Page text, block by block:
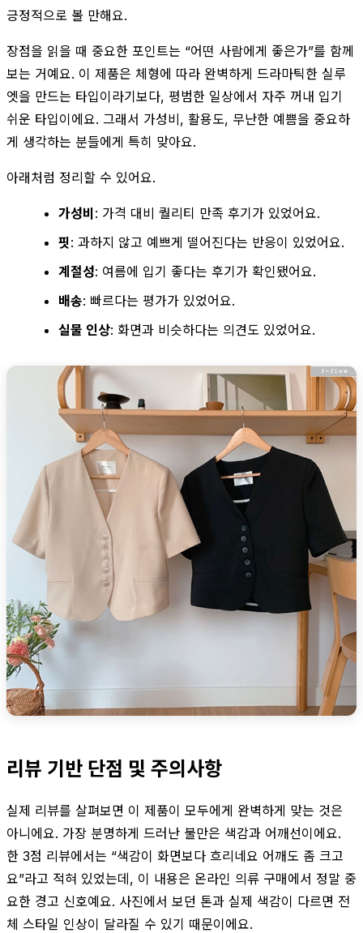
긍정적으로 볼 만해요.
장점을 읽을 때 중요한 포인트는 “어떤 사람에게 좋은가”를 함께
보는 거예요. 이 제품은 체형에 따라 완벽하게 드라마틱한 실루
엣을 만드는 타입이라기보다, 평범한 일상에서 자주 꺼내 입기
쉬운 타입이에요. 그래서 가성비, 활용도, 무난한 예쁨을 중요하
게 생각하는 분들에게 특히 맞아요.
아래처럼 정리할 수 있어요.
가성비: 가격 대비 퀄리티 만족 후기가 있었어요.
핏: 과하지 않고 예쁘게 떨어진다는 반응이 있었어요.
계절성: 여름에 입기 좋다는 후기가 확인됐어요.
배송: 빠르다는 평가가 있었어요.
실물 인상: 화면과 비슷하다는 의견도 있었어요.
리뷰 기반 단점 및 주의사항
실제 리뷰를 살펴보면 이 제품이 모두에게 완벽하게 맞는 것은
아니에요. 가장 분명하게 드러난 불만은 색감과 어깨선이에요.
한 3점 리뷰에서는 “색감이 화면보다 흐리네요 어깨도 좀 크고
요”라고 적혀 있었는데, 이 내용은 온라인 의류 구매에서 정말 중
요한 경고 신호예요. 사진에서 보던 톤과 실제 색감이 다르면 전
체 스타일 인상이 달라질 수 있기 때문이에요.